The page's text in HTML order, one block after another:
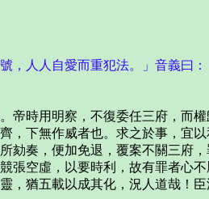
人自愛而重犯法。」音義曰：
時用明察，不復委任三府，而
下無作威者也。求之於事，宜
奏，便加免退，覆案不關三府
空虛，以要時利，故有罪者心
猶五載以成其化，況人道哉！